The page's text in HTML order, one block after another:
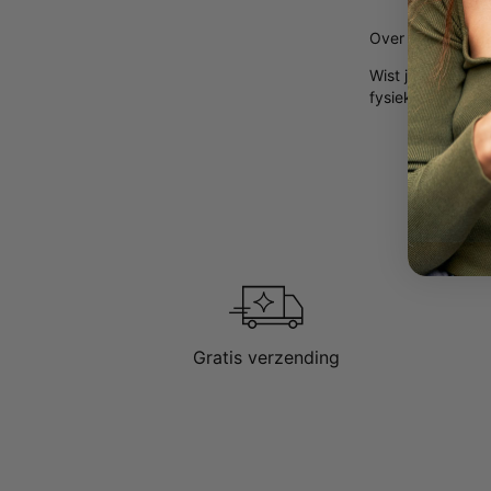
Over onze
Wist je dat
lab-
fysieke en
Gratis verzending